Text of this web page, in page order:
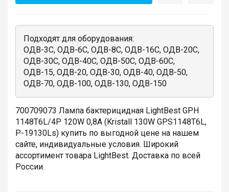
Подходят для оборудования:
ОДВ-3С, ОДВ-6С, ОДВ-8С, ОДВ-16С, ОДВ-20С,
ОДВ-30С, ОДВ-40С, ОДВ-50С, ОДВ-60С,
ОДВ-15, ОДВ-20, ОДВ-30, ОДВ-40, ОДВ-50,
ОДВ-70, ОДВ-100, ОДВ-130, ОДВ-150
700709073 Лампа бактерицидная LightBest GPH
1148T6L/4P 120W 0,8A (Kristall 130W GPS1148T6L,
P-19130Ls) купить по выгодной цене на нашем
сайте, индивидуальные условия. Широкий
ассортимент товара LightBest. Доставка по всей
России.